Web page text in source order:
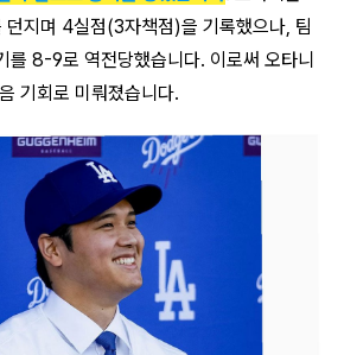
지며 4실점(3자책점)을 기록했으나, 팀
를 8-9로 역전당했습니다. 이로써 오타니
기회로 미뤄졌습니다.